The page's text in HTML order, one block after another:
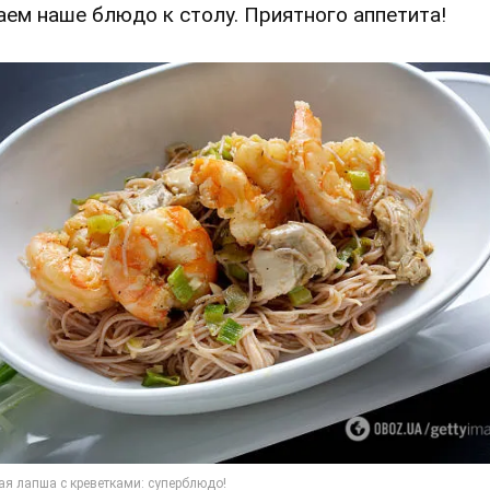
наше блюдо к столу. Приятного аппетита!